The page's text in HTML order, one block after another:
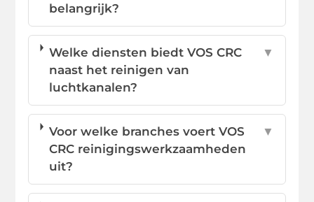
belangrijk?
Welke diensten biedt VOS CRC
naast het reinigen van
luchtkanalen?
▼
Voor welke branches voert VOS
CRC reinigingswerkzaamheden
uit?
▼